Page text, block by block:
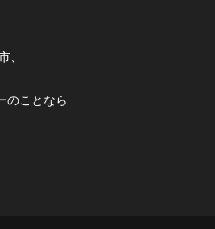
、
のことなら